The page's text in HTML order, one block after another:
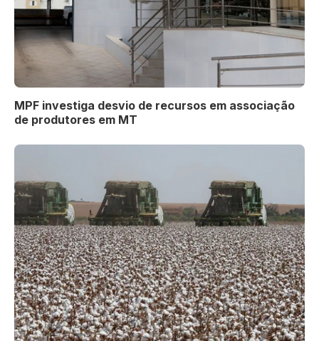
MPF investiga desvio de recursos em associação
de produtores em MT